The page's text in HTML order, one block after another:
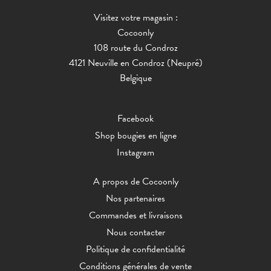
Visitez votre magasin :
Cocoonly
108 route du Condroz
4121 Neuville en Condroz (Neupré)
Belgique
Facebook
Shop bougies en ligne
Instagram
A propos de Cocoonly
Nos partenaires
Commandes et livraisons
Nous contacter
Politique de confidentialité
Conditions générales de vente